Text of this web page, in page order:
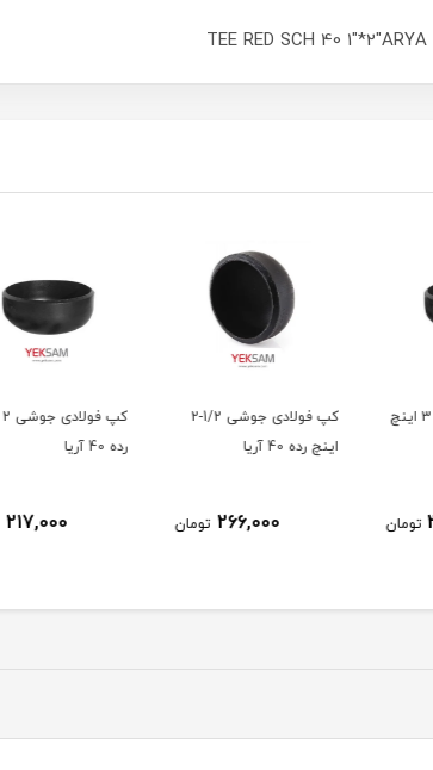
کپ فولادی جوشی 1/2-2
266,000
کپ فولادی جوشی 2 اینچ
رده 40 آریا
217,000